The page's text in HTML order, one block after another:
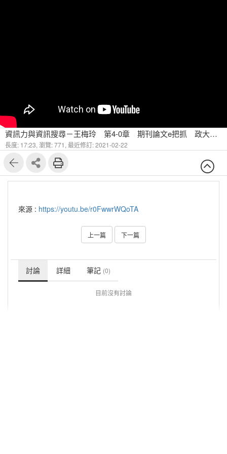
資訊力與資訊搜尋－王梅玲 第4-0章 期刊論文e把抓 政大圖書館蔡館長分享
長度: 17:23, 瀏覽: 771, 最近修訂: 2021-02-22
來源 : https://youtu.be/r0FwwrWQoTA
上一篇 下一篇
討論 詳細 筆記 (0)
目前沒有討論